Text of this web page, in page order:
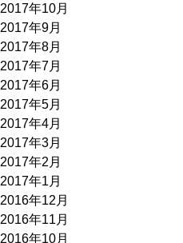
2017年10月
2017年9月
2017年8月
2017年7月
2017年6月
2017年5月
2017年4月
2017年3月
2017年2月
2017年1月
2016年12月
2016年11月
2016年10月